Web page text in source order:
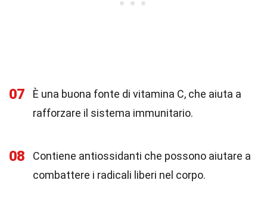
07
È una buona fonte di vitamina C, che aiuta a
rafforzare il sistema immunitario.
08
Contiene antiossidanti che possono aiutare a
combattere i radicali liberi nel corpo.